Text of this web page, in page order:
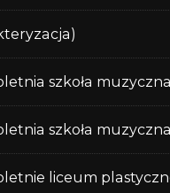
szkoła
szkoła
liceum